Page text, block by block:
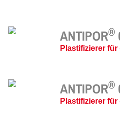
ANTIPOR®
Plastifizierer
ANTIPOR®
Plastifizierer